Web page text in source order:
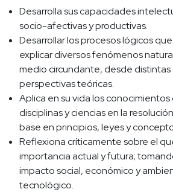
Desarrolla sus capacidades
socio-afectivas y productivas.
Desarrollar los procesos lógicos
explicar diversos fenómenos
medio circundante, desde distintas
perspectivas teóricas.
Aplica en su vida los
disciplinas y ciencias en la
base en principios, leyes y
Reflexiona críticamente sobre el
importancia actual y futura;
impacto social, económico y
tecnológico.